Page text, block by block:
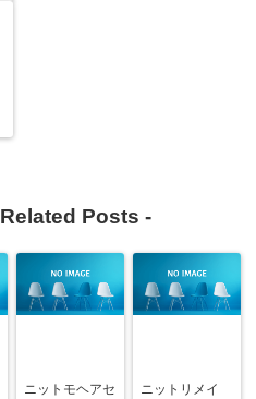
Related Posts -
ニットモヘアセ
ニットリメイ